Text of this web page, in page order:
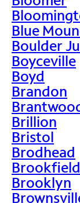
Blue
Boulder
Boyceville
Boyd
Brandon
Brillion
Bristol
Brodhead
Brookfield
Brooklyn